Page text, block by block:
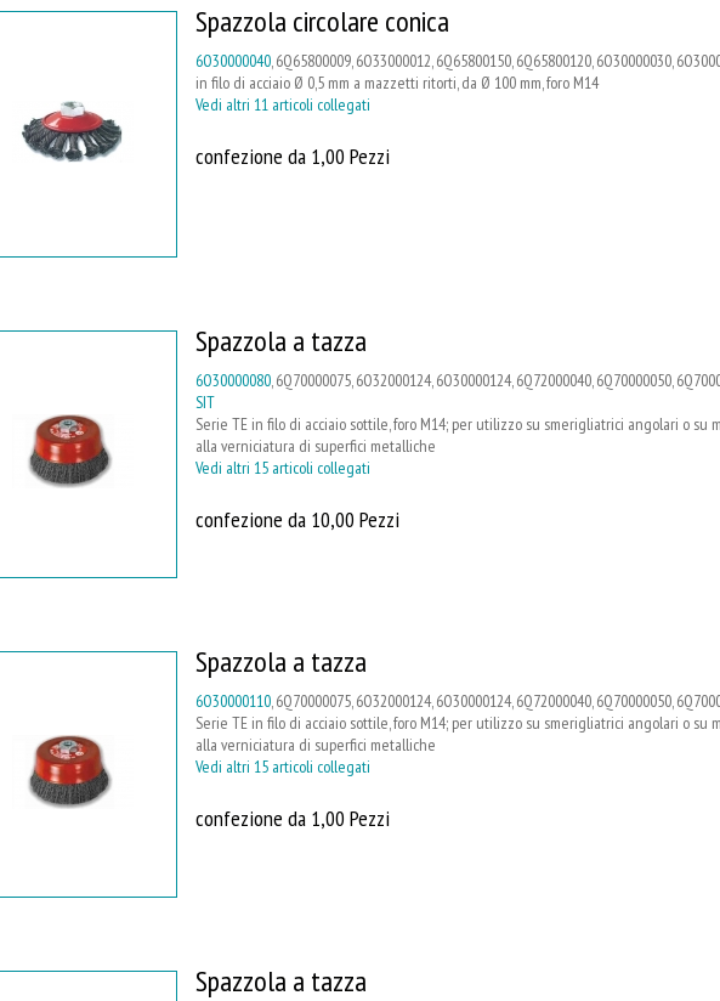
Spazzola circolare conica
6O30000040, 6Q65800009, 6O33000012, 6Q65800150, 6Q65800120, 6O30000030,
in filo di acciaio Ø 0,5 mm a mazzetti ritorti, da Ø 100 mm, foro M14
Vedi altri 11 articoli collegati
confezione da 1,00 Pezzi
Spazzola a tazza
6O30000080, 6Q70000075, 6O32000124, 6O30000124, 6Q72000040, 6Q70000050,
SIT
Serie TE in filo di acciaio sottile, foro M14; per utilizzo su smerigliatrici angolari o su
alla verniciatura di superfici metalliche
Vedi altri 15 articoli collegati
confezione da 10,00 Pezzi
Spazzola a tazza
6O30000110, 6Q70000075, 6O32000124, 6O30000124, 6Q72000040, 6Q70000050,
Serie TE in filo di acciaio sottile, foro M14; per utilizzo su smerigliatrici angolari o su
alla verniciatura di superfici metalliche
Vedi altri 15 articoli collegati
confezione da 1,00 Pezzi
Spazzola a tazza